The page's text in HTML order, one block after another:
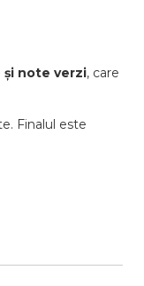
și note verzi, care
Finalul este